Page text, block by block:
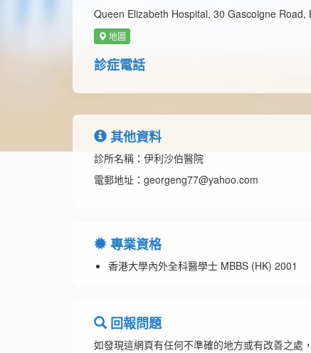
Queen Elizabeth Hospital, 30 Gascoigne Road,
地圖
診症電話
其他資料
診所名稱：伊利沙伯醫院
電郵地址：georgeng77@yahoo.com
專業資格
香港大學內外全科醫學士 MBBS (HK) 2001
回報問題
如發現這網頁有任何不準確的地方或有改善之處